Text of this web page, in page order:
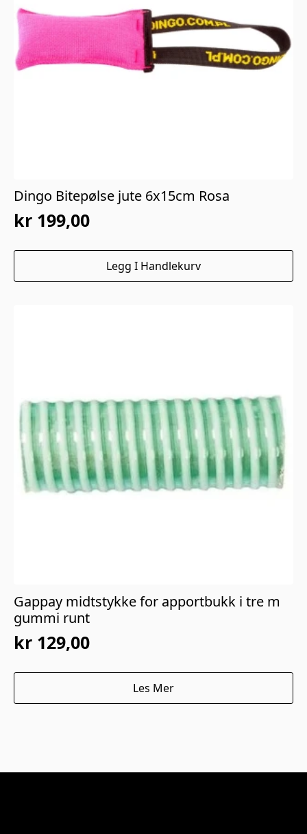
Dingo Bitepølse jute 6x15cm Rosa
kr 199,00
Legg I Handlekurv
Gappay midtstykke for apportbukk i tre m
gummi runt
kr 129,00
Les Mer